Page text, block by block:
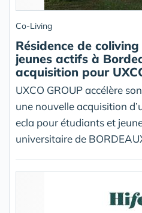
Co-Living
Résidence de
jeunes actifs à
acquisition pour
UXCO GROUP accélère
une nouvelle acquisition
ecla pour étudiants et
universitaire de